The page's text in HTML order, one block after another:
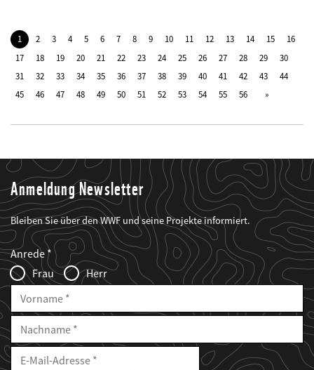
1 2 3 4 5 6 7 8 9 10 11 12 13 14 15
16
17
18 19 20 21 22 23 24 25 26 27 28 29
30
31
32 33 34 35 36 37 38 39 40 41 42 43
44
45
46 47 48 49 50 51 52 53 54 55 56
Anmeldung Newsletter
Bleiben Sie über den WWF und seine Projekte informiert.
Web2Case
Infofelder
Fieldset
anrede_name
Anrede
Frau
Herr
Vorname
Nachname
E-
Mailadresse
E-